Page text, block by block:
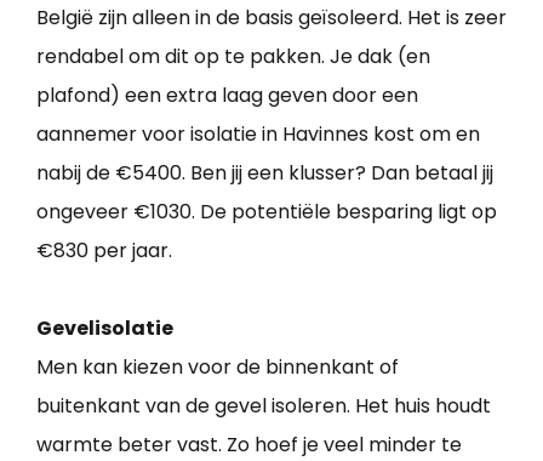
België zijn alleen in de basis geïsoleerd. Het is zeer
rendabel om dit op te pakken. Je dak (en
plafond) een extra laag geven door een
aannemer voor isolatie in Havinnes kost om en
nabij de €5400. Ben jij een klusser? Dan betaal jij
ongeveer €1030. De potentiële besparing ligt op
€830 per jaar.
Gevelisolatie
Men kan kiezen voor de binnenkant of
buitenkant van de gevel isoleren. Het huis houdt
warmte beter vast. Zo hoef je veel minder te